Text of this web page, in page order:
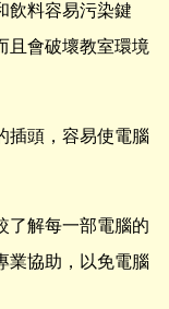
飲料容易污染鍵
且會破壞教室環境
插頭，容易使電腦
了解每一部電腦的
業協助，以免電腦